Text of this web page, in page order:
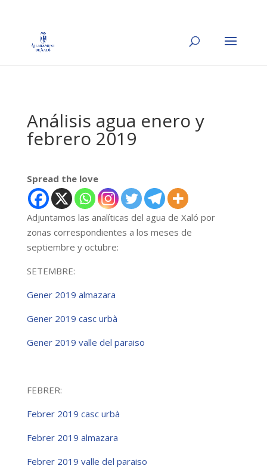
Análisis agua enero y
febrero 2019
Spread the love
Adjuntamos las analíticas del agua de Xaló por
zonas correspondientes a los meses de
septiembre y octubre:
SETEMBRE:
Gener 2019 almazara
Gener 2019 casc urbà
Gener 2019 valle del paraiso
FEBRER:
Febrer 2019 casc urbà
Febrer 2019 almazara
Febrer 2019 valle del paraiso